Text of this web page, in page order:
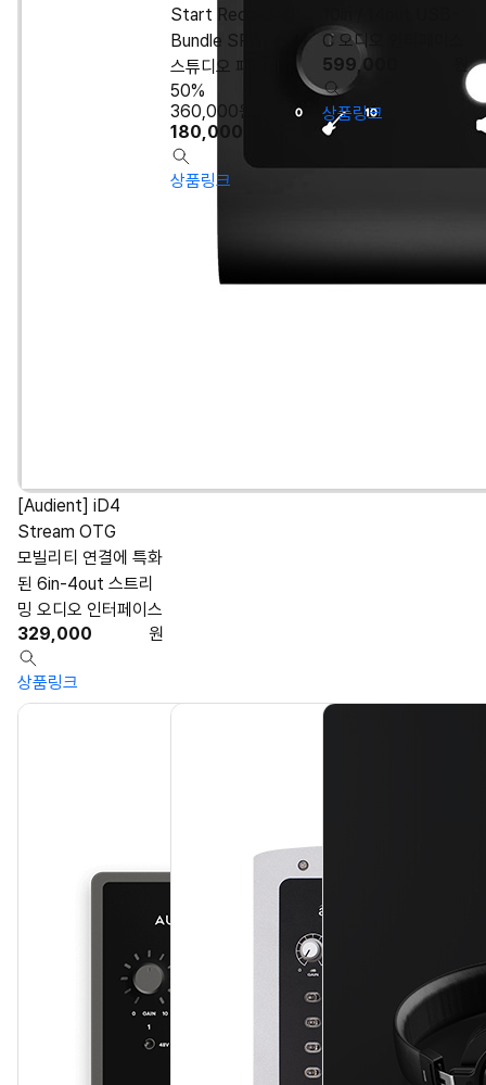
[Audient] iD4
Stream OTG
모빌리티 연결에 특화
된 6in-4out 스트리
밍 오디오 인터페이스
329,000
원
상품링크
Start Recording
Bundle SRB
스튜디오 패키지
180,000
360,000원
50%
상품링크
C 오디오 인터페이스
599,000
원
상품링크